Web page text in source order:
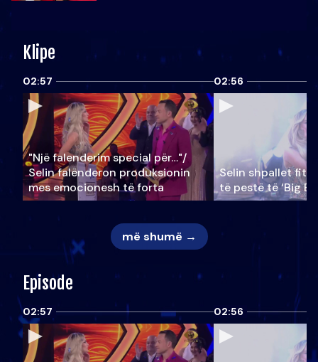
Klipe
02:57
"Një falenderim special për…"/
Selin falënderon produksionin
mes emocionesh të forta
02:56
Selin shpallet
të pestë të ‘Big
më shumë →
Episode
02:57 02:56